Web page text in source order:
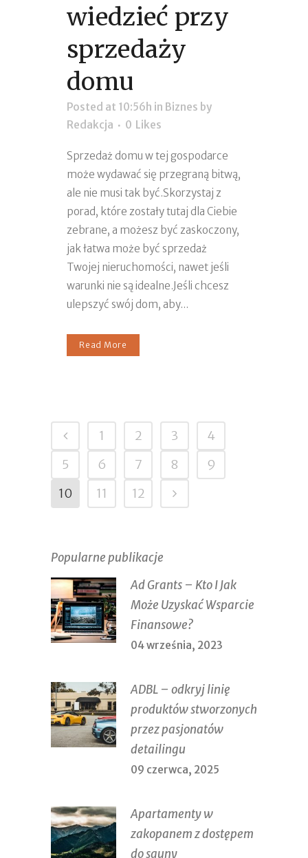
wiedzieć przy
sprzedaży
domu
Posted at 10:56h in Biznes by
Redakcja
0 Likes
Sprzedaż domu w tej gospodarce
może wydawać się przegraną bitwą,
ale nie musi tak być.Skorzystaj z
porad, które zostały tutaj dla Ciebie
zebrane, a możesz być zaskoczony,
jak łatwa może być sprzedaż
Twojej nieruchomości, nawet jeśli
warunki nie są idealne.Jeśli chcesz
ulepszyć swój dom, aby...
Read More
1 2 3
4
5
6 7 8
9
10
11 12
Popularne publikacje
Ad Grants – Kto I Jak
Może Uzyskać Wsparcie
Finansowe?
04 września, 2023
ADBL – odkryj linię
produktów stworzonych
przez pasjonatów
detailingu
09 czerwca, 2025
Apartamenty w
zakopanem z dostępem
do sauny